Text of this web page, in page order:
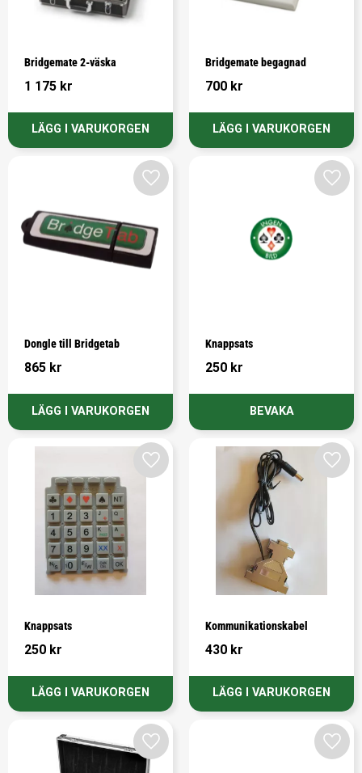
Bridgemate 2-väska
1 175 kr
Bridgemate begagnad
700 kr
Dongle till Bridgetab
865 kr
Lägg till i favoriter
Knappsats
250 kr
Knappsats
250 kr
Lägg till i favoriter
Kommunikationskabel
430 kr
Lägg till i favoriter